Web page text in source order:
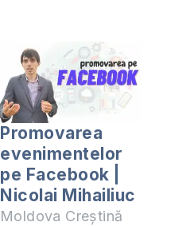
Promovarea
evenimentelor
pe Facebook |
Nicolai Mihailiuc
Moldova Creștină